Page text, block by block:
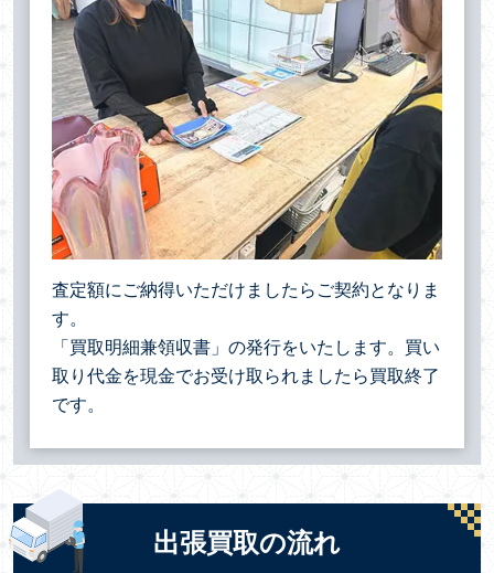
査定額にご納得いただけましたらご契約となりま
す。
「買取明細兼領収書」の発行をいたします。買い
取り代金を現金でお受け取られましたら買取終了
です。
出張買取の流れ